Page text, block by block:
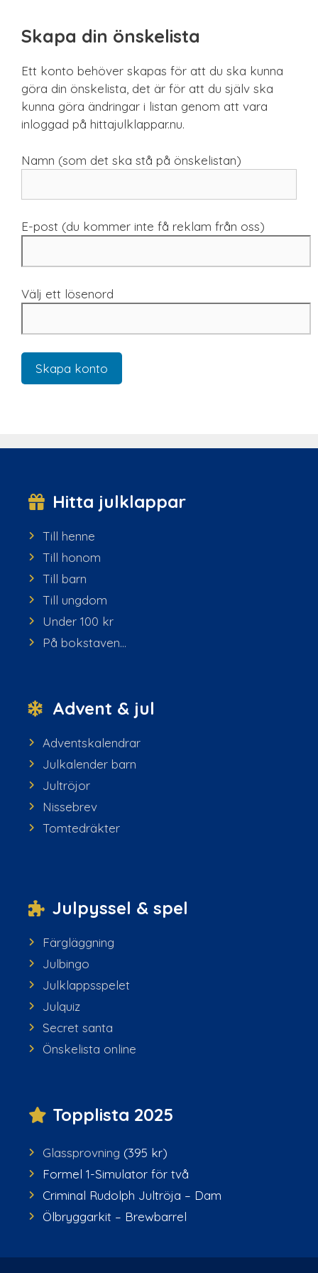
Spel & pussel
Teknik
Unikt
Upplevelse
Skapa din önskelista
Ett konto behöver skapas för att du ska kunna
göra din önskelista, det är för att du själv ska
kunna göra ändringar i listan genom att vara
inloggad på hittajulklappar.nu.
Namn (som det ska stå på önskelistan)
E-post (du kommer inte få reklam från oss)
Välj ett lösenord
Skapa konto
Hitta julklappar
Till henne
Till honom
Till barn
Till ungdom
Under 100 kr
På bokstaven...
Advent & jul
Adventskalendrar
Julkalender barn
Jultröjor
Nissebrev
Tomtedräkter
Julpyssel & spel
Färgläggning
Julbingo
Julklappsspelet
Julquiz
Secret santa
Önskelista online
Topplista 2025
Glassprovning (395 kr)
Formel 1-Simulator för två
Criminal Rudolph Jultröja – Dam
Ölbryggarkit – Brewbarrel